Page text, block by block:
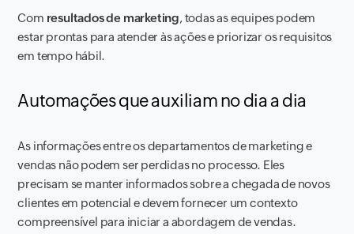
Com resultados de marketing, todas as equipes podem
estar prontas para atender às ações e priorizar os requisitos
em tempo hábil.
Automações que auxiliam no dia a dia
As informações entre os departamentos demarketinge
vendas não podem ser perdidas no processo. Eles
precisam se manter informados sobre a chegada de novos
clientes em potencial e devem fornecer um contexto
compreensível para iniciar a abordagem de vendas.